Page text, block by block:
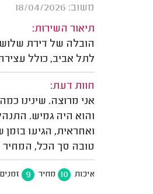
משוב: 18/04/2026
תיאור השירות:
הובלה של דירת
לתל אביב, כולל
חוות דעת:
אני מרוצה. שינינו
והוא היה גמיש.
ואחראית, הגיעו
טובה סך הכל, המחיר
איכות 10 מחיר 9 זמנים